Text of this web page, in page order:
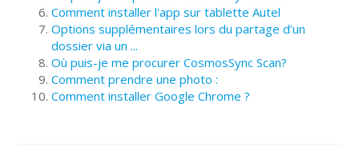
Comment installer l'app sur tablette Autel
Options supplémentaires lors du partage d’un
dossier via un ...
Où puis-je me procurer CosmosSync Scan?
Comment prendre une photo :
Comment installer Google Chrome ?